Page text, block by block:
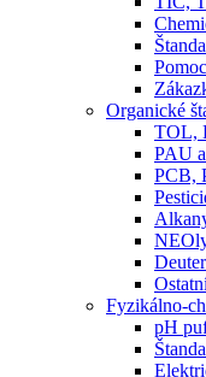
Organické
TOL,
PAU
PCB,
Fyzikálno-
pH